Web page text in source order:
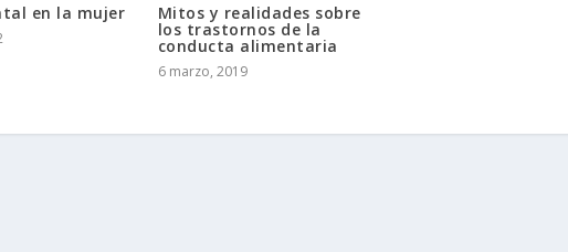
en la mujer Mitos y realidades sobre
los trastornos de la
conducta alimentaria
6 marzo, 2019